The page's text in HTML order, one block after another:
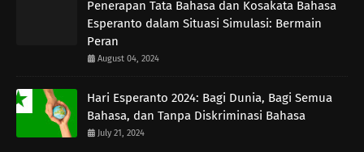
Penerapan Tata Bahasa dan Kosakata Bahasa
Esperanto dalam Situasi Simulasi: Bermain
Peran
August 04, 2024
Hari Esperanto 2024: Bagi Dunia, Bagi Semua
Bahasa, dan Tanpa Diskriminasi Bahasa
July 21, 2024